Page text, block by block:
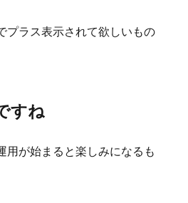
プラス表示されて欲しいもの
すね
用が始まると楽しみになるも